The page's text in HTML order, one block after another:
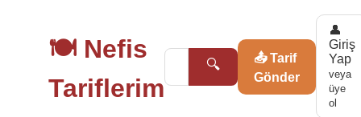
🍽️ Nefis
Tariflerim
🔍
📤 Tarif
Gönder
👤
Giriş
Yap
veya
üye
ol